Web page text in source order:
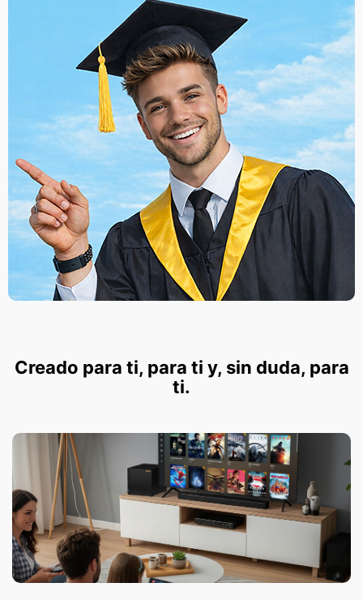
Creado para ti, para ti y, sin duda, para
ti.